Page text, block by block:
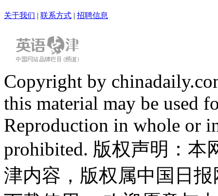
关于我们 | 联系方式 | 招聘信息
Copyright by
this material may be used
Reproduction in whole or
prohibited. 版权声明：
津内容，版权属中国日